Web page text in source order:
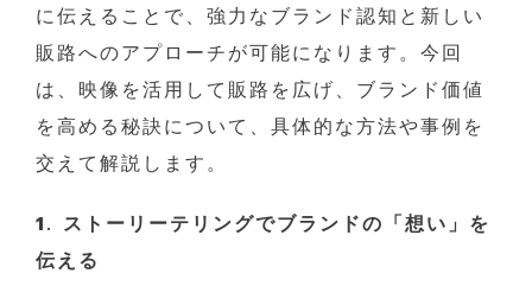
に伝えることで、強力なブランド認知と新しい
販路へのアプローチが可能になります。今回
は、映像を活用して販路を広げ、ブランド価値
を高める秘訣について、具体的な方法や事例を
交えて解説します。
1. ストーリーテリングでブランドの「想い」を
伝える